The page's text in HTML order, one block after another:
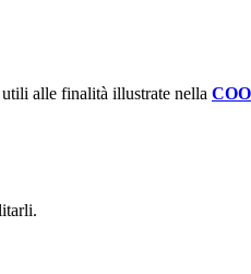
alle finalità illustrate nella